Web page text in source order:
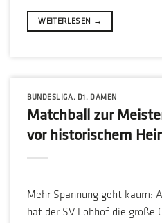
WEITERLESEN →
BUNDESLIGA, D1, DAMEN
Matchball zur
vor historischem
Mehr Spannung geht kaum:
hat der SV Lohhof die große